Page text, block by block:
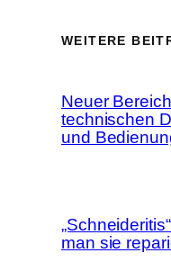
WEITERE
Neuer
technischen
und
man sie